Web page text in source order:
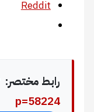
Reddit
رابط مختصر:
p=58224